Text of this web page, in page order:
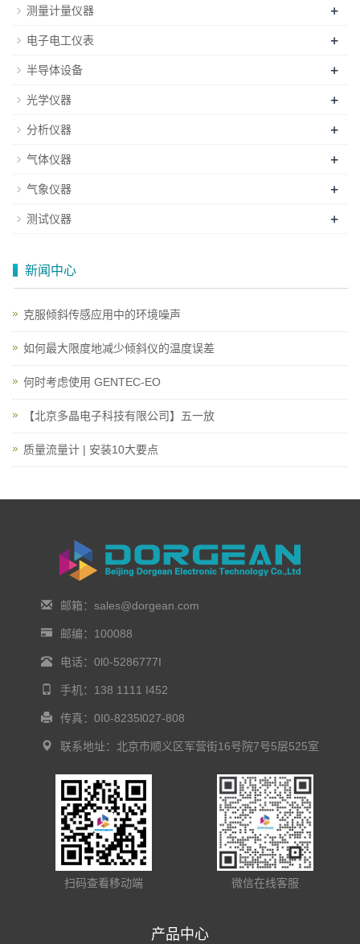
测量计量仪器 +
电子电工仪表 +
半导体设备 +
光学仪器 +
分析仪器 +
气体仪器 +
气象仪器 +
测试仪器 +
新闻中心
克服倾斜传感应用中的环境噪声
如何最大限度地减少倾斜仪的温度误差
何时考虑使用 GENTEC-EO
【北京多晶电子科技有限公司】五一放
质量流量计 | 安装10大要点
邮箱：sales@dorgean.com
邮编：100088
电话：0l0-5286777I
手机：138 1111 I452
传真：0I0-8235l027-808
联系地址：北京市顺义区军营街16号院7号5层525室
扫码查看移动端 微信在线客服
产品中心